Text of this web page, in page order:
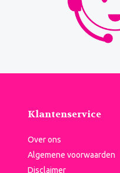
Klantenservice
Over ons
Algemene voorwaarden
Disclaimer